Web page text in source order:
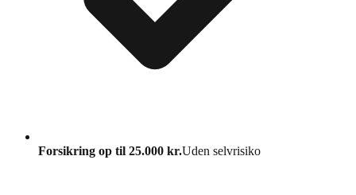
Forsikring op til 25.000 kr.Uden selvrisiko